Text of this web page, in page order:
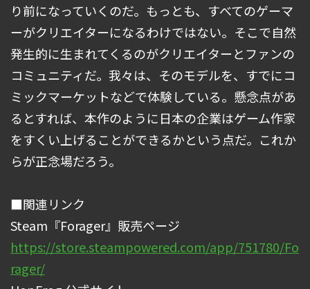
り前になっていくのだ。もっとも、すべてのゲーマ
ーがクリエイターになるわけではない。そこで自然
発生的に生まれてくるのがクリエイターとファンの
コミュニティだ。我々は、そのモデルを、すでにコ
ミックマーケットなどで体験している。懸念点があ
るとすれば、本作のように日本の企業はゲーム作家
をすくい上げることができるかという点だ。これか
らが正念場だろう。
■関連リンク
Steam『Forager』販売ページ
https://store.steampowered.com/app/751780/Fo
rager/